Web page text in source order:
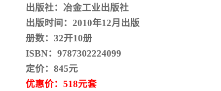
出版社：冶金工业出版社
出版时间：2010年12月出版
册数：32开10册
ISBN：9787302224099
定价：845元
优惠价：518元套
辽宁省工程计价定额 上海建设预算工程定额
江西省建筑工程预算定额
锅炉及压力容器规范国际
性规范ASME
湖北省建设工程预算定额